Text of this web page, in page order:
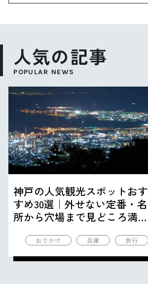
人気の記事
POPULAR NEWS
神戸の人気観光スポットおす
すめ30選｜外せない定番・名
所から穴場まで見どころ満載
おでかけ 兵庫 旅行